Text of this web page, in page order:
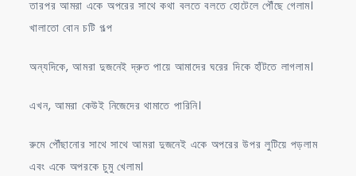
তারপর আমরা একে অপরের সাথে কথা বলতে বলতে হোটেলে পৌঁছে গেলাম।
খালাতো বোন চটি গল্প
অন্যদিকে, আমরা দুজনেই দ্রুত পায়ে আমাদের ঘরের দিকে হাঁটতে লাগলাম।
এখন, আমরা কেউই নিজেদের থামাতে পারিনি।
রুমে পৌঁছানোর সাথে সাথে আমরা দুজনেই একে অপরের উপর লুটিয়ে পড়লাম
এবং একে অপরকে চুমু খেলাম।